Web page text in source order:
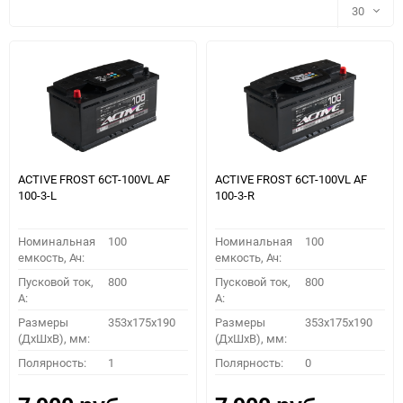
ПОДОБРАТЬ
30
30
60
90
ACTIVE FROST 6СТ-100VL АF
100-3-L
Номинальная
емкость, Ач:
100
Пусковой ток,
A:
800
Размеры
(ДхШхВ), мм:
353x175x190
Полярность: 1
ACTIVE FROST 6СТ-100VL АF
100-3-R
Номинальная
емкость, Ач:
100
Пусковой ток,
A:
800
Размеры
(ДхШхВ), мм:
353x175x190
Полярность: 0